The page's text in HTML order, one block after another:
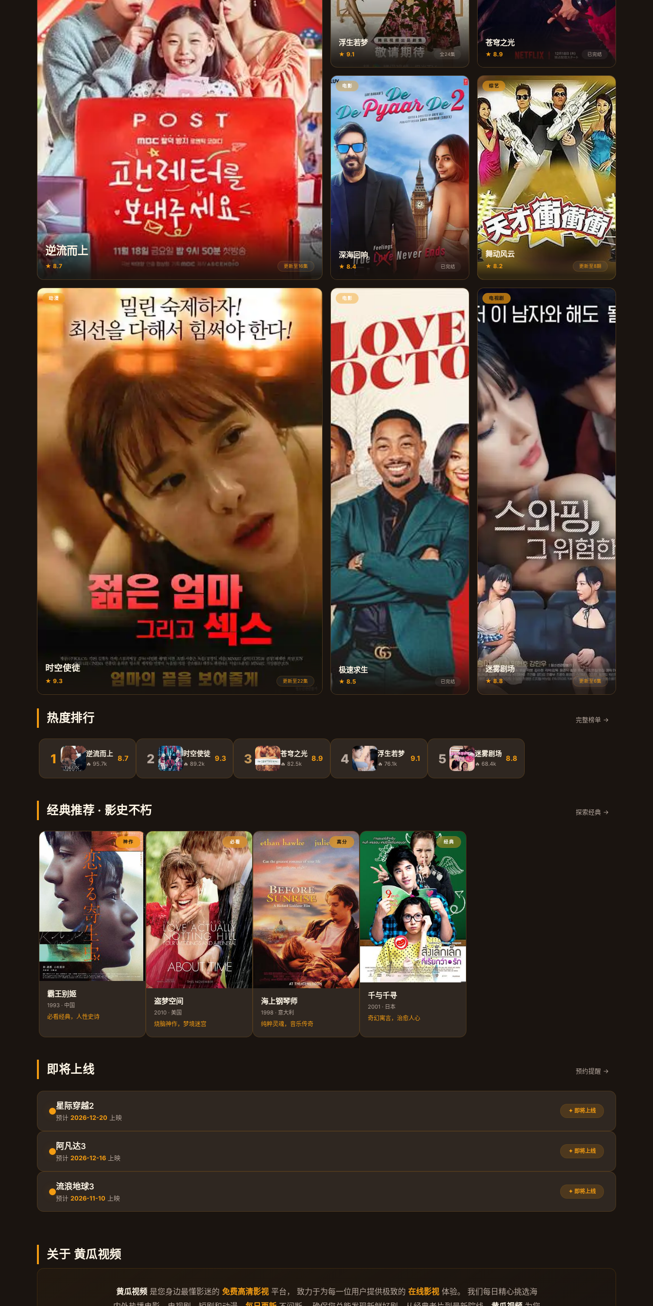
逆流而上
★ 8.7 更新至16集
浮生若梦
★ 9.1 全24集
苍穹之光
★ 8.9 已完结
电影
深海回响
★ 8.4 已完结
综艺
舞动风云
★ 8.2 更新至8期
动漫
时空使徒
★ 9.3 更新至22集
电影
极速求生
★ 8.5 已完结
电视剧
迷雾剧场
★ 8.8 更新至6集
热度排行 完整榜单 →
1 逆流而上
🔥 95.7k
8.7 2 时空使徒
🔥 89.2k
9.3 3 苍穹之光
🔥 82.5k
8.9 4 浮生若梦
🔥 76.1k
9.1 5 迷雾剧场
🔥 68.4k
8.8
经典推荐 · 影史不朽 探索经典 →
神作
霸王别姬
1993 · 中国
必看经典，人性史诗
必看
盗梦空间
2010 · 美国
烧脑神作，梦境迷宫
高分
海上钢琴师
1998 · 意大利
纯粹灵魂，音乐传奇
经典
千与千寻
2001 · 日本
奇幻寓言，治愈人心
即将上线 预约提醒 →
星际穿越2
预计 2026-12-20 上映
✦ 即将上线
阿凡达3
预计 2026-12-16 上映
✦ 即将上线
流浪地球3
预计 2026-11-10 上映
✦ 即将上线
关于 黄瓜视频
黄瓜视频是您身边最懂影迷的 免费高清影视平台， 致力于为每一位用户提供极致的 在线影视体验。 我们每日精心挑选海